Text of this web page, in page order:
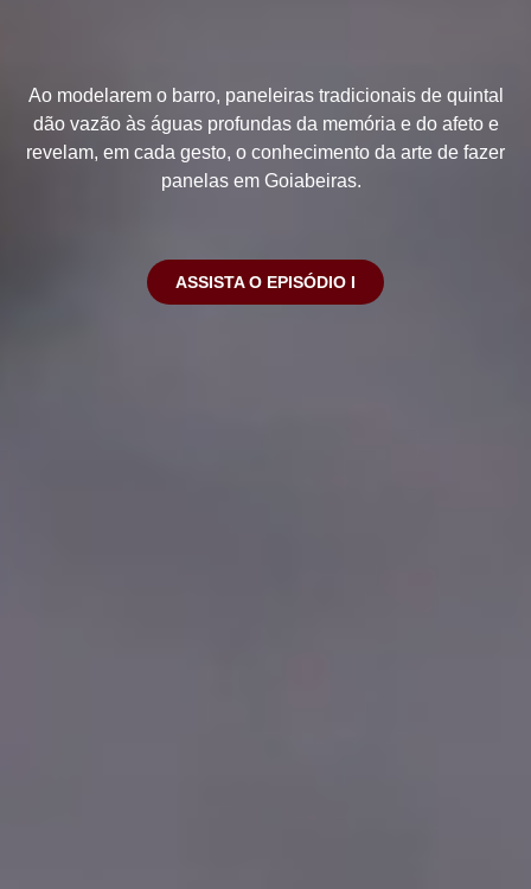
Ao modelarem o barro, paneleiras tradicionais de quintal
dão vazão às águas profundas da memória e do afeto e
revelam, em cada gesto, o conhecimento da arte de fazer
panelas em Goiabeiras.
ASSISTA O EPISÓDIO I